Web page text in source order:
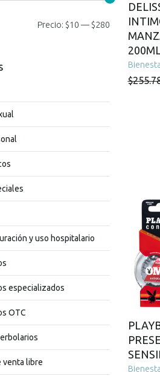
Precio: $10 — $280
y uso hospitalario
especializados
OTC
venta libre
$